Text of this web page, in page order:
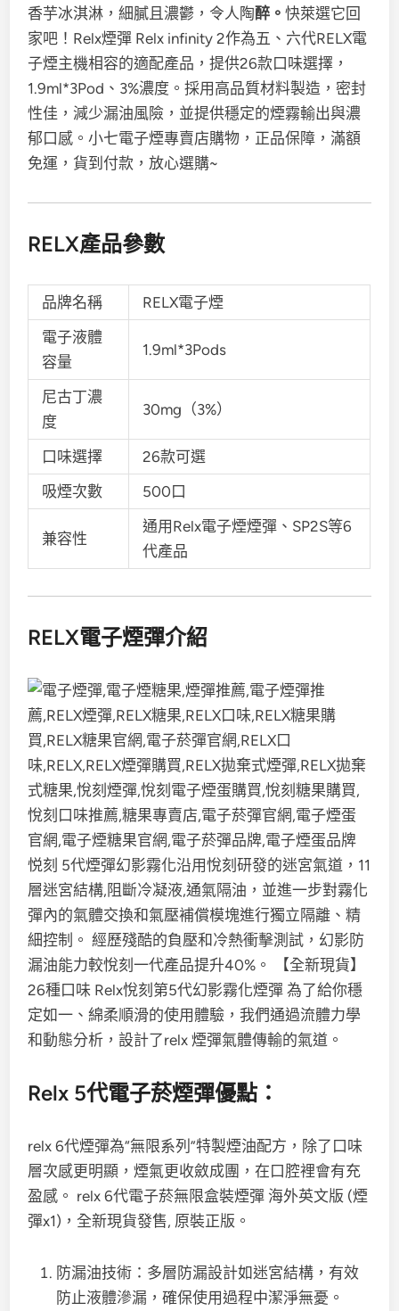
香芋冰淇淋，細膩且濃鬱，令人陶醉。快萊選它回
家吧！Relx煙彈 Relx infinity 2作為五、六代RELX電
子煙主機相容的適配產品，提供26款口味選擇，
1.9ml*3Pod、3%濃度。採用高品質材料製造，密封
性佳，減少漏油風險，並提供穩定的煙霧輸出與濃
郁口感。小七電子煙專賣店購物，正品保障，滿額
免運，貨到付款，放心選購~
RELX產品參數
品牌名稱
RELX電子煙
電子液體
容量
1.9ml*3Pods
尼古丁濃
度
30mg（3%）
口味選擇
26款可選
吸煙次數
500口
兼容性
通用Relx電子煙煙彈、SP2S等6
代產品
RELX電子煙彈介紹
悦刻 5代煙彈幻影霧化沿用悅刻研發的迷宮氣道，11
層迷宮結構,阻斷冷凝液,通氣隔油，並進一步對霧化
彈內的氣體交換和氣壓補償模塊進行獨立隔離、精
細控制。 經歷殘酷的負壓和冷熱衝擊測試，幻影防
漏油能力較悅刻一代產品提升40%。 【全新現貨】
26種口味 Relx悅刻第5代幻影霧化煙彈 為了給你穩
定如一、綿柔順滑的使用體驗，我們通過流體力學
和動態分析，設計了relx 煙彈氣體傳輸的氣道。
Relx 5代電子菸煙彈優點：
relx 6代煙彈為“無限系列”特製煙油配方，除了口味
層次感更明顯，煙氣更收斂成團，在口腔裡會有充
盈感。 relx 6代電子菸無限盒裝煙彈 海外英文版 (煙
彈x1)，全新現貨發售, 原裝正版。
防漏油技術：多層防漏設計如迷宮結構，有效
防止液體滲漏，確保使用過程中潔淨無憂。